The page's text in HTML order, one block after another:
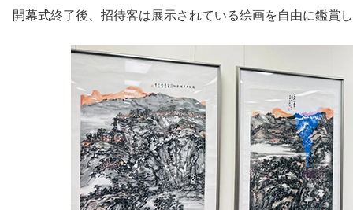
開幕式終了後、招待客は展示されている絵画を自由に鑑賞